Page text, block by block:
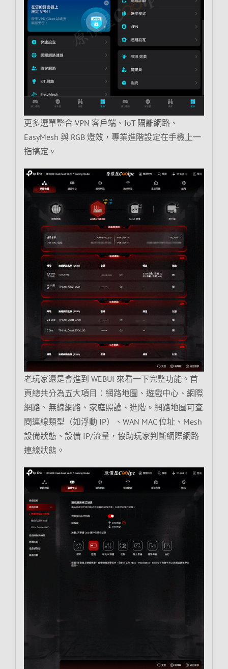
更多選單整合 VPN 客戶端、IoT 隔離網路、
EasyMesh 與 RGB 燈效，專業進階設定在手機上一
指搞定。
老玩家還是會進到 WEBUI 來看一下完整功能。首
頁總共分為五大項目：網路地圖、遊戲中心、網際
網路、無線網路、家庭照護、進階。網路地圖可查
閱連線類型（如浮動 IP）、WAN MAC 位址、Mesh
設備狀態、設備 IP/流量，協助玩家判斷網際網路
連線狀態。